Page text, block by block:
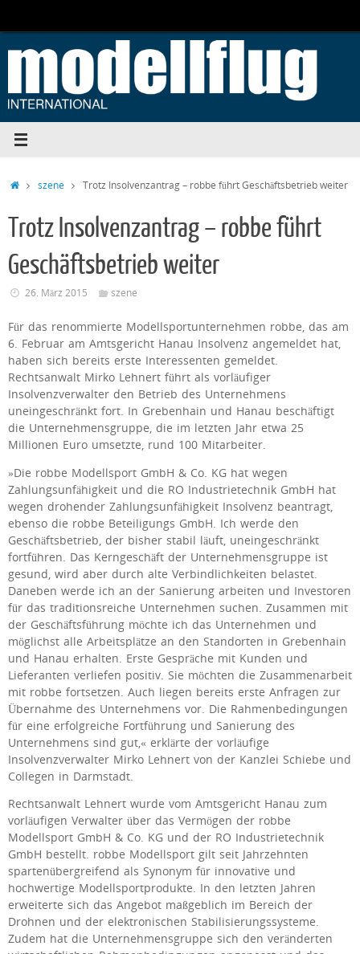
Startszene Trotz Insolvenzantrag – robbe führt Geschäftsbetrieb weiter
Trotz Insolvenzantrag – robbe führt
Geschäftsbetrieb weiter
26. März 2015 szene
Für das renommierte Modellsportunternehmen robbe, das am
6. Februar am Amtsgericht Hanau Insolvenz angemeldet hat,
haben sich bereits erste Interessenten gemeldet.
Rechtsanwalt Mirko Lehnert führt als vorläufiger
Insolvenzverwalter den Betrieb des Unternehmens
uneingeschränkt fort. In Grebenhain und Hanau beschäftigt
die Unternehmensgruppe, die im letzten Jahr etwa 25
Millionen Euro umsetzte, rund 100 Mitarbeiter.
»Die robbe Modellsport GmbH & Co. KG hat wegen
Zahlungsunfähigkeit und die RO Industrietechnik GmbH hat
wegen drohender Zahlungsunfähigkeit Insolvenz beantragt,
ebenso die robbe Beteiligungs GmbH. Ich werde den
Geschäftsbetrieb, der bisher stabil läuft, uneingeschränkt
fortführen. Das Kerngeschäft der Unternehmensgruppe ist
gesund, wird aber durch alte Verbindlichkeiten belastet.
Daneben werde ich an der Sanierung arbeiten und Investoren
für das traditionsreiche Unternehmen suchen. Zusammen mit
der Geschäftsführung möchte ich das Unternehmen und
möglichst alle Arbeitsplätze an den Standorten in Grebenhain
und Hanau erhalten. Erste Gespräche mit Kunden und
Lieferanten verliefen positiv. Sie möchten die Zusammenarbeit
mit robbe fortsetzen. Auch liegen bereits erste Anfragen zur
Übernahme des Unternehmens vor. Die Rahmenbedingungen
für eine erfolgreiche Fortführung und Sanierung des
Unternehmens sind gut,« erklärte der vorläufige
Insolvenzverwalter Mirko Lehnert von der Kanzlei Schiebe und
Collegen in Darmstadt.
Rechtsanwalt Lehnert wurde vom Amtsgericht Hanau zum
vorläufigen Verwalter über das Vermögen der robbe
Modellsport GmbH & Co. KG und der RO Industrietechnik
GmbH bestellt. robbe Modellsport gilt seit Jahrzehnten
spartenübergreifend als Synonym für innovative und
hochwertige Modellsportprodukte. In den letzten Jahren
erweiterte sich das Angebot maßgeblich im Bereich der
Drohnen und der elektronischen Stabilisierungssysteme.
Zudem hat die Unternehmensgruppe sich den veränderten